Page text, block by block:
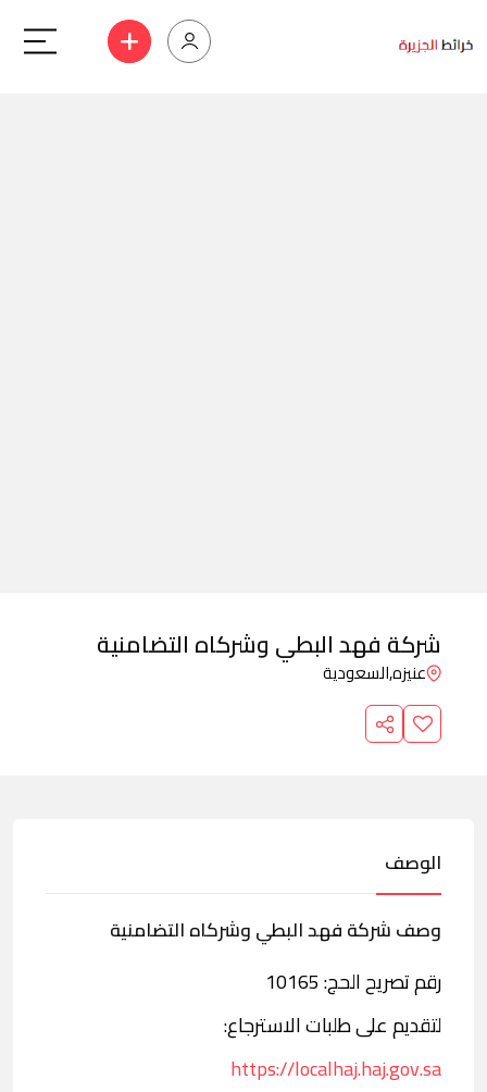
شركة فهد البطي وشركاه التضامنية
عنيزه,السعودية
الوصف
وصف شركة فهد البطي وشركاه التضامنية
رقم تصريح الحج: 10165
لتقديم على طلبات الاسترجاع:
https://localhaj.haj.gov.sa